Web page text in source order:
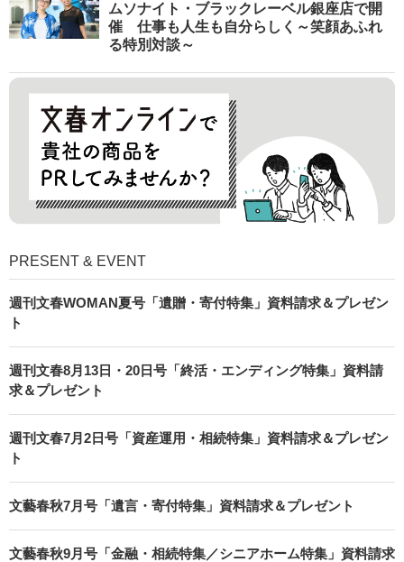
ムソナイト・ブラックレーベル銀座店で開
催 仕事も人生も自分らしく～笑顔あふれ
る特別対談～
PRESENT & EVENT
週刊文春WOMAN夏号「遺贈・寄付特集」資料請求＆プレゼン
ト
週刊文春8月13日・20日号「終活・エンディング特集」資料請
求＆プレゼント
週刊文春7月2日号「資産運用・相続特集」資料請求＆プレゼン
ト
文藝春秋7月号「遺言・寄付特集」資料請求＆プレゼント
文藝春秋9月号「金融・相続特集／シニアホーム特集」資料請求